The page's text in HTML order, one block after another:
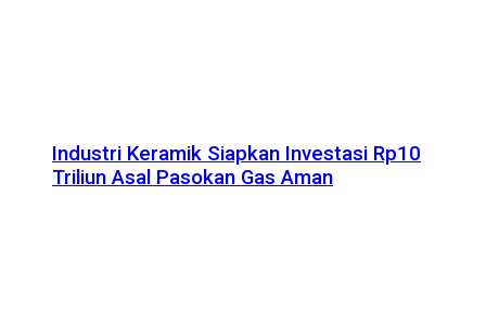
Industri Keramik Siapkan Investasi Rp10
Triliun Asal Pasokan Gas Aman